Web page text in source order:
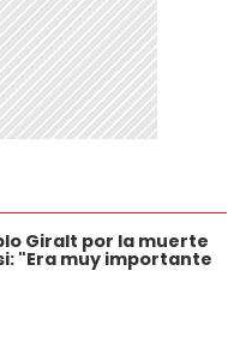
Giralt por la muerte
"Era muy importante